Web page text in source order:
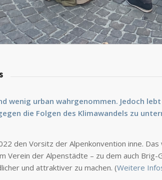
wenig urban wahrgenommen. Jedoch
die Folgen des Klimawandels zu
den Vorsitz der Alpenkonvention inne.
Verein der Alpenstädte – zu dem auch
und attraktiver zu machen. (Weitere